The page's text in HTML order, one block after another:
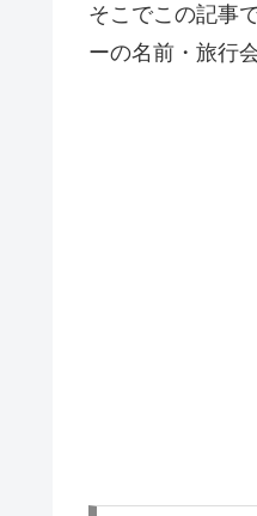
そこでこの記事
ーの名前・旅行